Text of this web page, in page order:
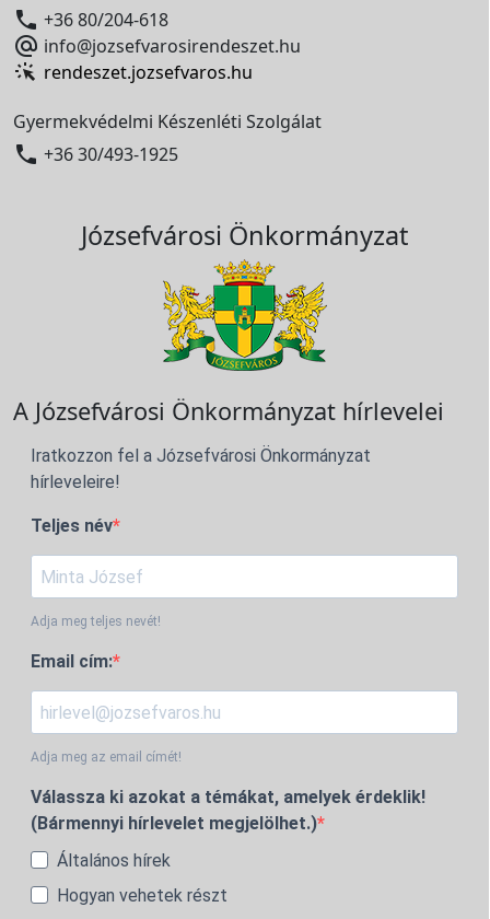
 +36 80/204-618
 info@jozsefvarosirendeszet.hu
rendeszet.jozsefvaros.hu
Gyermekvédelmi Készenléti Szolgálat
 +36 30/493-1925
Józsefvárosi Önkormányzat
A Józsefvárosi Önkormányzat hírlevelei
Iratkozzon fel a Józsefvárosi Önkormányzat
hírleveleire!
Teljes név
Adja meg teljes nevét!
Email cím:
Adja meg az email címét!
Válassza ki azokat a témákat, amelyek érdeklik!
(Bármennyi hírlevelet megjelölhet.)
Általános hírek
Hogyan vehetek részt